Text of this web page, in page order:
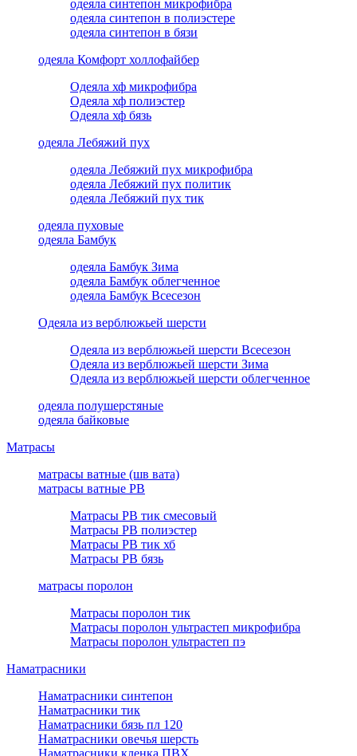
одеяла синтепон микрофибра
одеяла синтепон в полиэстере
одеяла синтепон в бязи
одеяла Комфорт холлофайбер
Одеяла хф микрофибра
Одеяла хф полиэстер
Одеяла хф бязь
одеяла Лебяжий пух
одеяла Лебяжий пух микрофибра
одеяла Лебяжий пух политик
одеяла Лебяжий пух тик
одеяла пуховые
одеяла Бамбук
одеяла Бамбук Зима
одеяла Бамбук облегченное
одеяла Бамбук Всесезон
Одеяла из верблюжьей шерсти
Одеяла из верблюжьей шерсти Всесезон
Одеяла из верблюжьей шерсти Зима
Одеяла из верблюжьей шерсти облегченное
одеяла полушерстяные
одеяла байковые
Матрасы
матрасы ватные (шв вата)
матрасы ватные РВ
Матрасы РВ тик смесовый
Матрасы РВ полиэстер
Матрасы РВ тик хб
Матрасы РВ бязь
матрасы поролон
Матрасы поролон тик
Матрасы поролон ультрастеп микрофибра
Матрасы поролон ультрастеп пэ
Наматрасники
Наматрасники синтепон
Наматрасники тик
Наматрасники бязь пл 120
Наматрасники овечья шерсть
Наматрасники кленка ПВХ